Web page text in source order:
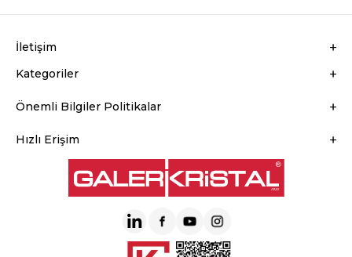
İletişim
Kategoriler
Önemli Bilgiler Politikalar
Hızlı Erişim